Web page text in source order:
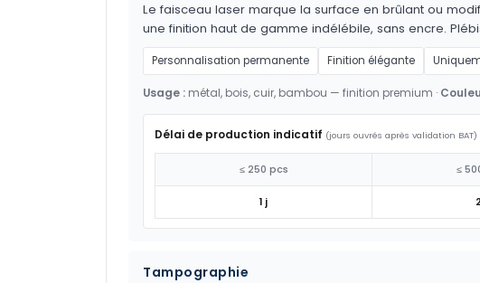
Le faisceau laser marque la surface en brûlant ou
une finition haut de gamme indélébile, sans encre.
Personnalisation permanente Finition élégante
Usage : métal, bois, cuir, bambou — finition premium ·
Délai de production indicatif (jours ouvrés après validation BAT)
≤ 250 pcs ≤
1 j
Tampographie